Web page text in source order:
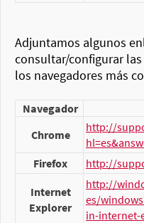
Adjuntamos algunos
consultar/configurar
los navegadores más
Navegador
Chrome
http://
Firefox
http://
Internet
Explorer
http://
es/
in-internet-